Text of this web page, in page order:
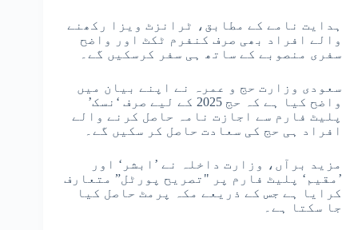
ہدایت نامے کے مطابق، ٹرانزٹ ویزا رکھنے
والے افراد بھی صرف کنفرم ٹکٹ اور واضح
سفری منصوبے کے ساتھ ہی سفر کرسکیں گے۔
سعودی وزارت حج و عمرہ نے اپنے بیان میں
واضح کیا ہے کہ حج 2025 کے لیے صرف ‘نسک’
پلیٹ فارم سے اجازت نامہ حاصل کرنے والے
افراد ہی حج کی سعادت حاصل کر سکیں گے۔
مزید برآں، وزارت داخلہ نے ’ابشر‘ اور
’مقیم‘ پلیٹ فارم پر "تصریح پورٹل” متعارف
کرایا ہے جس کے ذریعے مکہ پرمٹ حاصل کیا
جا سکتا ہے۔